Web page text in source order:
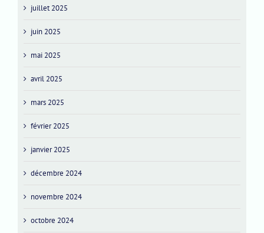
juillet 2025
juin 2025
mai 2025
avril 2025
mars 2025
février 2025
janvier 2025
décembre 2024
novembre 2024
octobre 2024